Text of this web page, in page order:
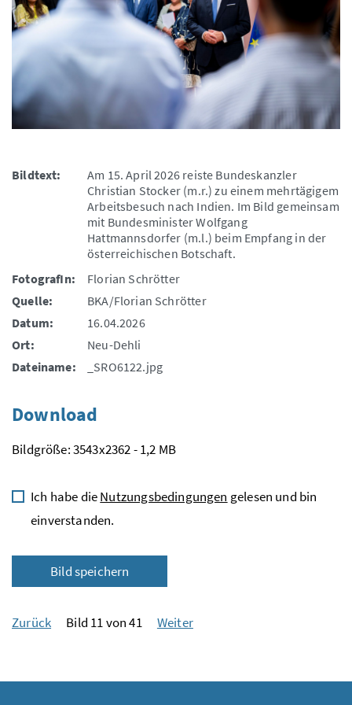
Bildtext:
Am 15. April 2026 reiste Bundeskanzler
Christian Stocker (m.r.) zu einem mehrtägigem
Arbeitsbesuch nach Indien. Im Bild gemeinsam
mit Bundesminister Wolfgang
Hattmannsdorfer (m.l.) beim Empfang in der
österreichischen Botschaft.
FotografIn:
Florian Schrötter
Quelle:
BKA/Florian Schrötter
Datum:
16.04.2026
Ort:
Neu-Dehli
Dateiname:
_SRO6122.jpg
Download
Bildgröße: 3543x2362 - 1,2 MB
Ich habe dieNutzungsbedingungen gelesen und bin
einverstanden.
Bild speichern
Zurück Bild 11 von 41 Weiter